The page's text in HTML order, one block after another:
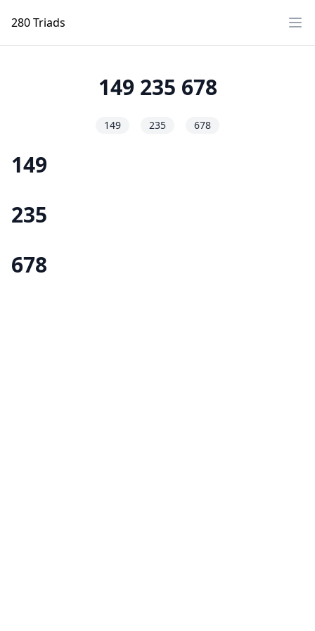
280 Triads
149 235 678
149 235 678
149
235
678